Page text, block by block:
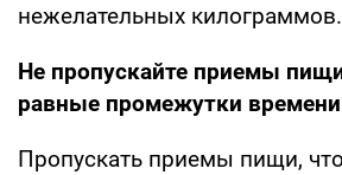
нежелательных килограммов.
Не пропускайте приемы
равные промежутки времени
Пропускать приемы пищи,